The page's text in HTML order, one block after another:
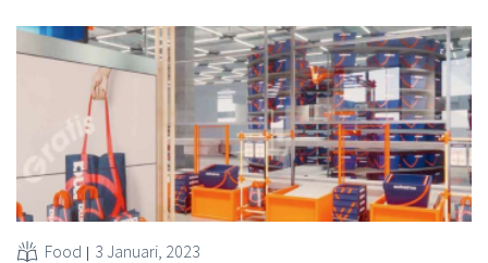
Food 3 Januari, 2023